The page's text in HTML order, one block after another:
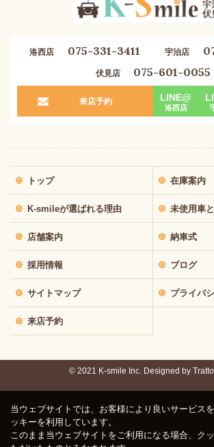
洛西店 075-331-3411 宇治店
伏見店 075-601-0055
来店予約 LINE@
洛西店
トップ 在庫案内
K-smileが選ばれる理由 未使用車
店舗案内 納車式
採用情報 ブログ
サイトマップ プライバ
来店予約
© 2021 K-smile Inc. Designed by
当ウェブサイトでは、お客様により良いサービス
ッキーを利用しています。
このまま当ウェブサイトをご利用になる場合、ク